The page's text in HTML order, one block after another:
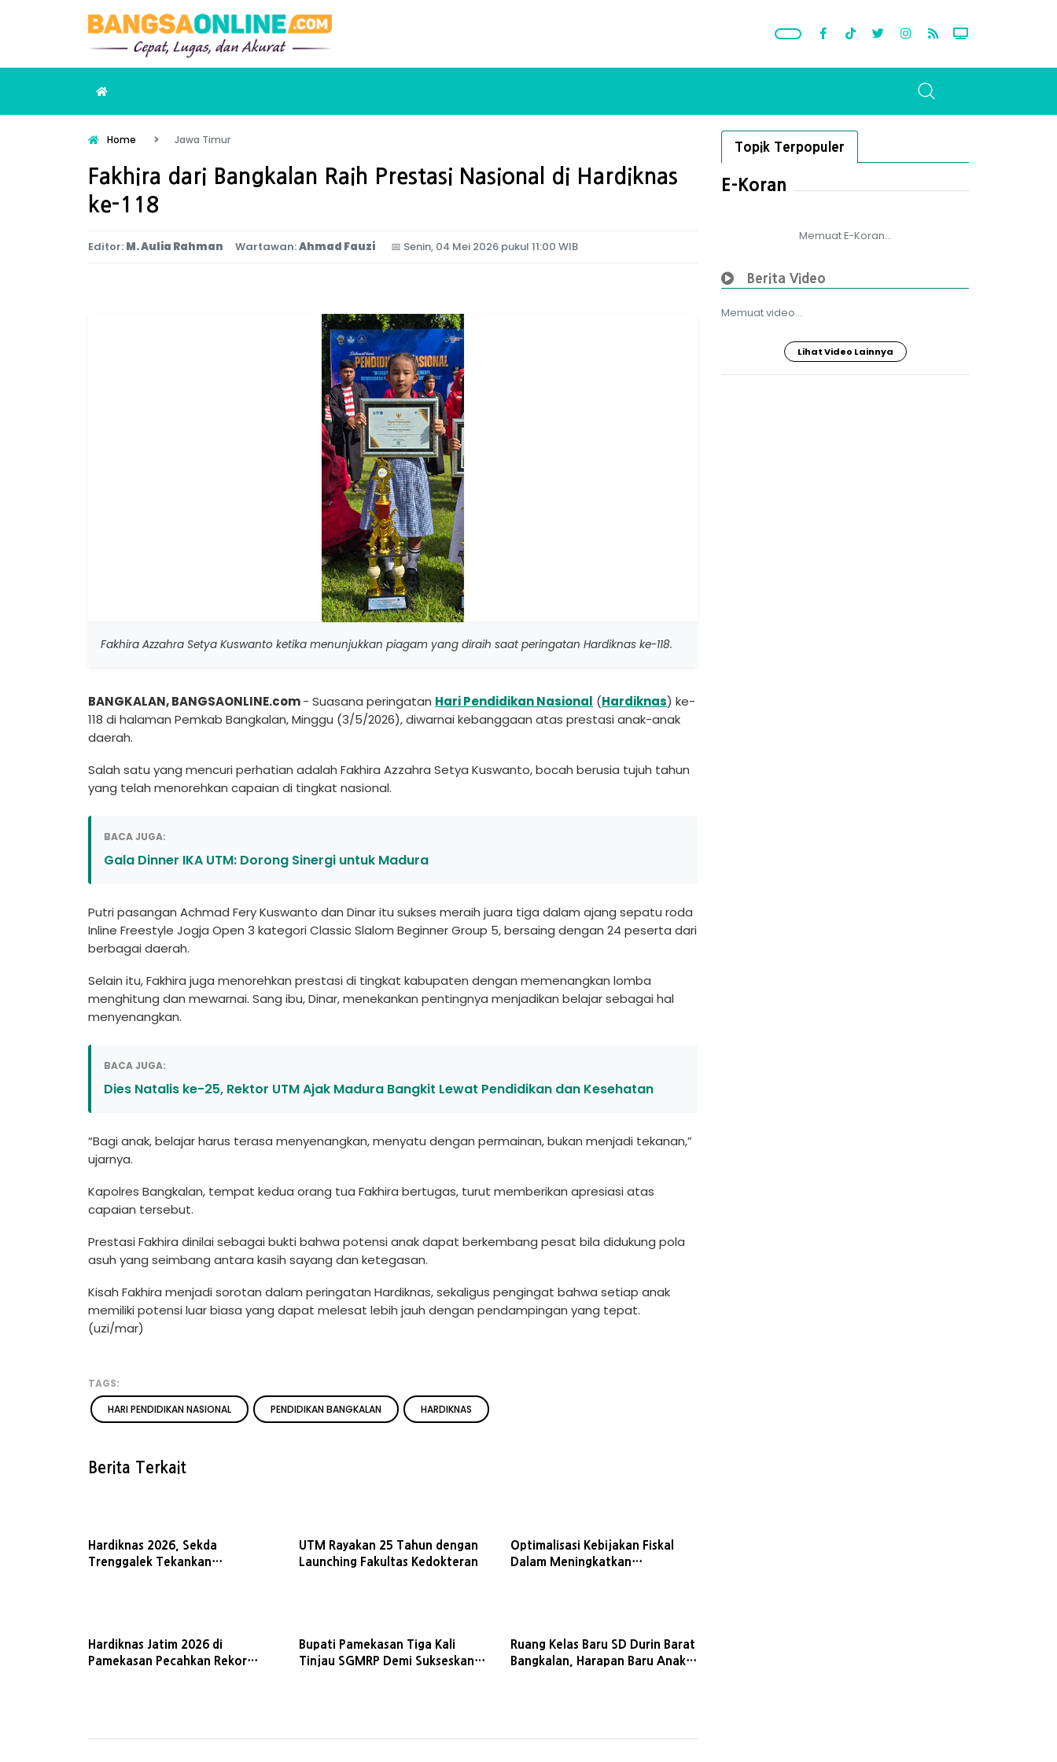
Home Jawa Timur
Fakhira dari Bangkalan Raih Prestasi Nasional di Hardiknas
ke-118
Editor: M. Aulia Rahman Wartawan:Ahmad Fauzi 📅 Senin, 04 Mei 2026 pukul 11:00 WIB
Fakhira Azzahra Setya Kuswanto ketika menunjukkan piagam yang diraih saat peringatan Hardiknas ke-118.
BANGKALAN, BANGSAONLINE.com- Suasana peringatan Hari Pendidikan Nasional (Hardiknas) ke-
118 di halaman Pemkab Bangkalan, Minggu (3/5/2026), diwarnai kebanggaan atas prestasi anak-anak
daerah.
Salah satu yang mencuri perhatian adalah Fakhira Azzahra Setya Kuswanto, bocah berusia tujuh tahun
yang telah menorehkan capaian di tingkat nasional.
BACA JUGA:
Gala Dinner IKA UTM: Dorong Sinergi untuk Madura
Putri pasangan Achmad Fery Kuswanto dan Dinar itu sukses meraih juara tiga dalam ajang sepatu roda
Inline Freestyle Jogja Open 3 kategori Classic Slalom Beginner Group 5, bersaing dengan 24 peserta dari
berbagai daerah.
Selain itu, Fakhira juga menorehkan prestasi di tingkat kabupaten dengan memenangkan lomba
menghitung dan mewarnai. Sang ibu, Dinar, menekankan pentingnya menjadikan belajar sebagai hal
menyenangkan.
BACA JUGA:
Dies Natalis ke-25, Rektor UTM Ajak Madura Bangkit Lewat Pendidikan dan Kesehatan
“Bagi anak, belajar harus terasa menyenangkan, menyatu dengan permainan, bukan menjadi tekanan,”
ujarnya.
Kapolres Bangkalan, tempat kedua orang tua Fakhira bertugas, turut memberikan apresiasi atas
capaian tersebut.
Prestasi Fakhira dinilai sebagai bukti bahwa potensi anak dapat berkembang pesat bila didukung pola
asuh yang seimbang antara kasih sayang dan ketegasan.
Kisah Fakhira menjadi sorotan dalam peringatan Hardiknas, sekaligus pengingat bahwa setiap anak
memiliki potensi luar biasa yang dapat melesat lebih jauh dengan pendampingan yang tepat.
(uzi/mar)
TAGS:
HARI PENDIDIKAN NASIONAL
PENDIDIKAN BANGKALAN HARDIKNAS
Berita Terkait
Hardiknas 2026, Sekda
Trenggalek Tekankan
UTM Rayakan 25 Tahun dengan
Launching Fakultas Kedokteran
Optimalisasi Kebijakan Fiskal
Dalam Meningkatkan
Hardiknas Jatim 2026 di
Pamekasan Pecahkan Rekor
Bupati Pamekasan Tiga Kali
Tinjau SGMRP Demi Sukseskan
Ruang Kelas Baru SD Durin Barat
Bangkalan, Harapan Baru Anak
Topik Terpopuler
E-Koran
Memuat E-Koran...
Berita Video
Memuat video...
Lihat Video Lainnya